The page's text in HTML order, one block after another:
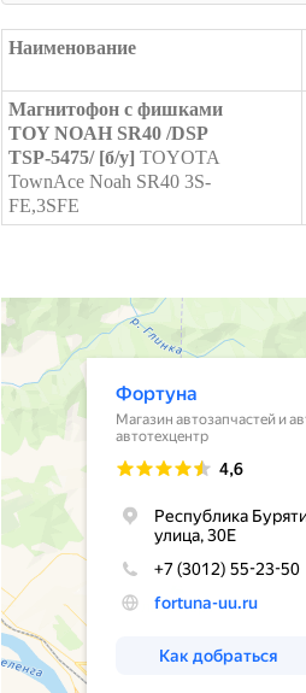
Наименование
Магнитофон с фишками
TOY NOAH SR40 /DSP
TSP-5475/ [б/у] TOYOTA
TownAce Noah SR40 3S-
FE,3SFE